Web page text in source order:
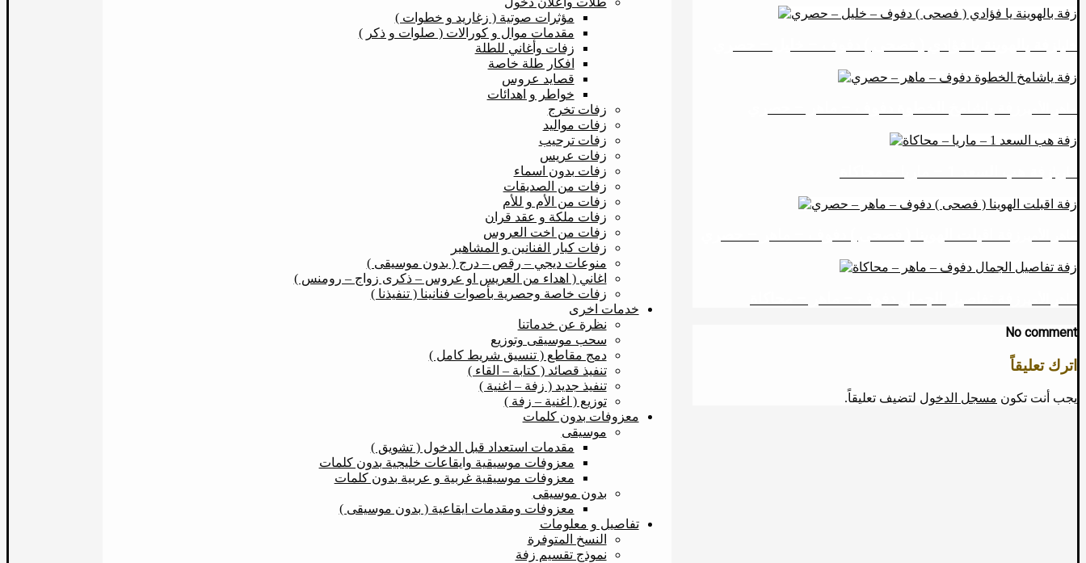
No comment
اترك تعليقاً
يجب أنت تكون مسجل الدخول لتضيف تعليقاً.
مؤثرات صوتية ( زغاريد و خطوات )
مقدمات موال و كورالات ( صلوات و ذكر )
زفات وأغاني للطلة
افكار طلة خاصة
قصايد عروس
خواطر و اهدائات
زفات تخرج
زفات مواليد
زفات ترحيب
زفات عريس
زفات بدون اسماء
زفات من الصديقات
زفات من الأم و للأم
زفات ملكة و عقد قران
زفات من اخت العروس
زفات كبار الفنانين و المشاهير
منوعات ديجي – رقص – درج ( بدون موسيقى )
اغاني ( اهداء من العريس او عروس – ذكرى زواج – رومنس )
زفات خاصة وحصرية بأصوات فنانينا ( تنفيذنا )
خدمات اخرى
نظرة عن خدماتنا
سحب موسيقى وتوزيع
دمج مقاطع ( تنسيق شريط كامل )
تنفيذ قصائد ( كتابة – القاء )
تنفيذ جديد ( زفة – اغنية )
توزيع ( اغنية – زفة )
معزوفات بدون كلمات
موسيقى
مقدمات استعداد قبل الدخول ( تشويق )
معزوفات موسيقية وايقاعات خليجية بدون كلمات
معزوفات موسيقية غربية و عربية بدون كلمات
بدون موسيقى
معزوفات ومقدمات ايقاعية ( بدون موسيقى )
تفاصيل و معلومات
النسخ المتوفرة
نموذج تقسيم زفة